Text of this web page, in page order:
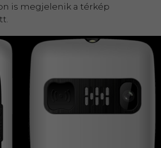
is megjelenik a térkép